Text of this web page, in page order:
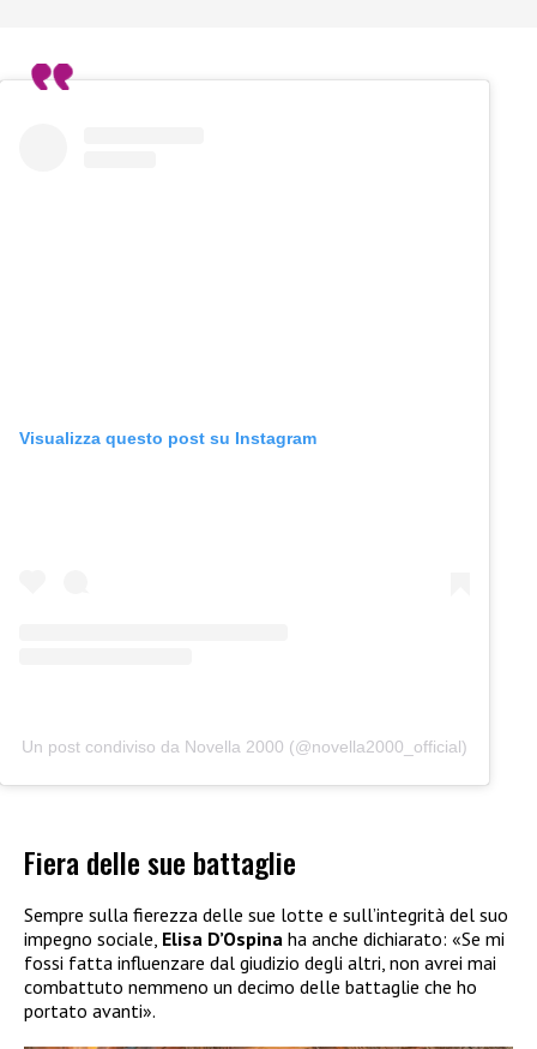
Visualizza questo post su Instagram
Un post condiviso da Novella 2000 (@novella2000_official)
Fiera delle sue battaglie
Sempre sulla fierezza delle sue lotte e sull’integrità del suo
impegno sociale, Elisa D’Ospina ha anche dichiarato: «Se mi
fossi fatta influenzare dal giudizio degli altri, non avrei mai
combattuto nemmeno un decimo delle battaglie che ho
portato avanti».